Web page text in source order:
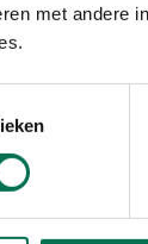
met andere